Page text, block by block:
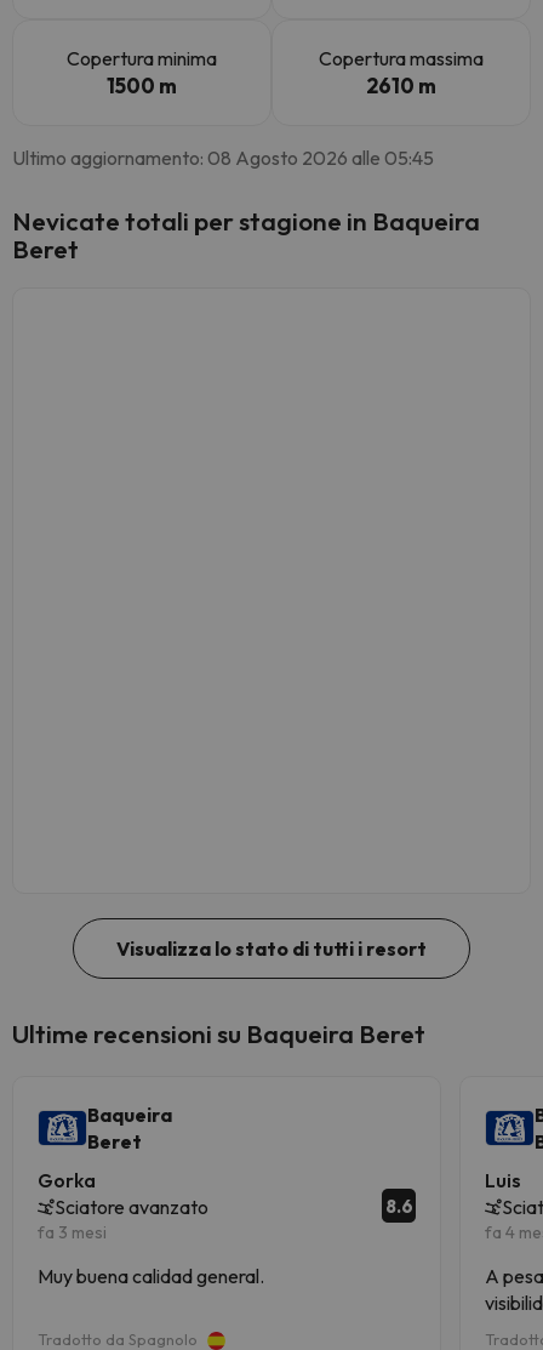
Copertura minima
1500 m
Copertura massima
2610 m
Ultimo aggiornamento: 08 Agosto 2026 alle 05:45
Nevicate totali per stagione in Baqueira
Beret
Visualizza lo stato di tutti i resort
Ultime recensioni su Baqueira Beret
Baqueira
Beret
Gorka
Sciatore avanzato
fa 3 mesi
8.6
Muy buena calidad general.
Tradotto da Spagnolo
Luis
fa 4
A